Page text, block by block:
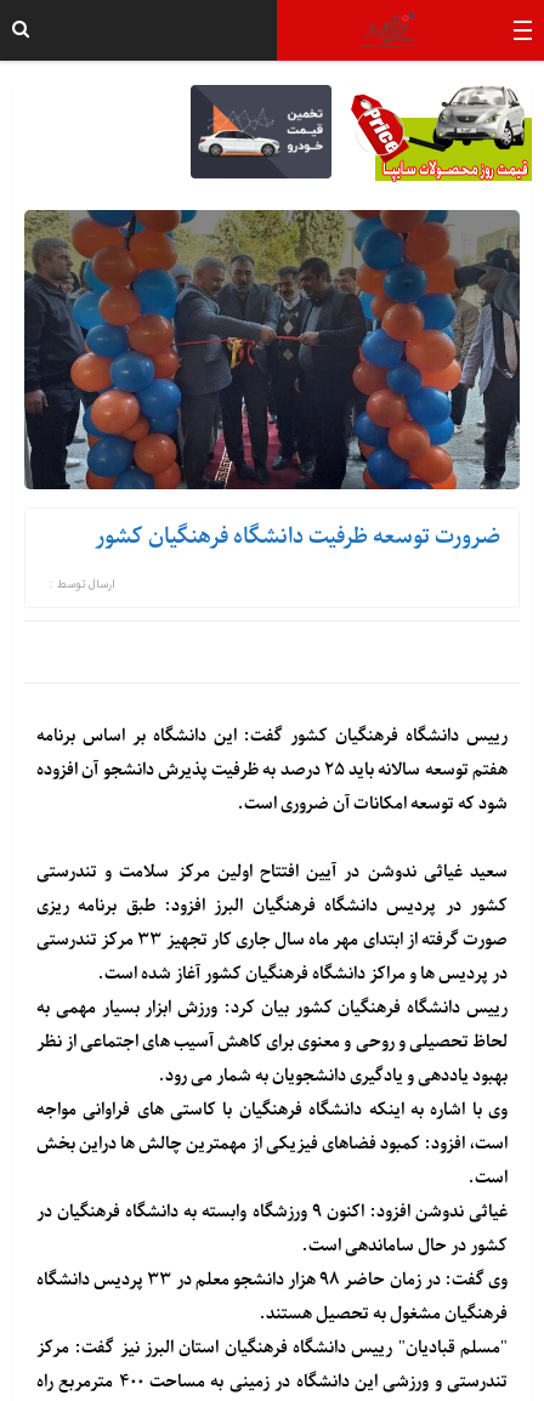
ضرورت توسعه ظرفیت دانشگاه فرهنگیان کشور
ارسال توسط :
رییس دانشگاه فرهنگیان کشور گفت: این دانشگاه بر اساس برنامه
هفتم توسعه سالانه باید ۲۵ درصد به ظرفیت پذیرش دانشجو آن افزوده
شود که توسعه امکانات آن ضروری است.
سعید غیاثی ندوشن در آیین افتتاح اولین مرکز سلامت و تندرستی
کشور در پردیس دانشگاه فرهنگیان البرز افزود: طبق برنامه ریزی
صورت گرفته از ابتدای مهر ماه سال جاری کار تجهیز ۳۳ مرکز تندرستی
در پردیس ها و مراکز دانشگاه فرهنگیان کشور آغاز شده است.
رییس دانشگاه فرهنگیان کشور بیان کرد: ورزش ابزار بسیار مهمی به
لحاظ تحصیلی و روحی و معنوی برای کاهش آسیب های اجتماعی از نظر
بهبود یاددهی و یادگیری دانشجویان به شمار می رود.
وی با اشاره به اینکه دانشگاه فرهنگیان با کاستی های فراوانی مواجه
است، افزود: کمبود فضاهای فیزیکی از مهمترین چالش ها دراین بخش
است.
غیاثی ندوشن افزود: اکنون ۹ ورزشگاه وابسته به دانشگاه فرهنگیان در
کشور در حال ساماندهی است.
وی گفت: در زمان حاضر ۹۸ هزار دانشجو معلم در ۳۳ پردیس دانشگاه
فرهنگیان مشغول به تحصیل هستند.
"مسلم قبادیان" رییس دانشگاه فرهنگیان استان البرز نیز گفت: مرکز
تندرستی و ورزشی این دانشگاه در زمینی به مساحت ۴۰۰ مترمربع راه